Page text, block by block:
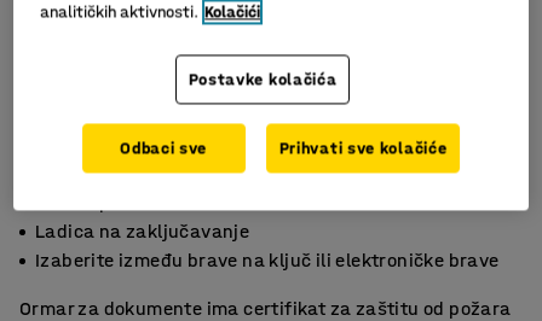
Ladica na zaključavanje
Izaberite između brave na ključ ili elektroničke brave
Ormar za dokumente ima certifikat za zaštitu od požara
analitičkih aktivnosti. Kolačići
Postavke kolačića
Odbaci sve Prihvati sve kolačiće